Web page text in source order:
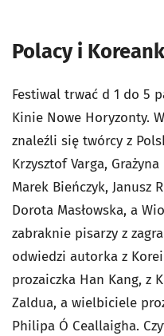
Polacy i
Festiwal trwać d 1 do 5
Kinie Nowe Horyzonty.
znaleźli się twórcy z
Krzysztof Varga,
Marek Bieńczyk, Janusz
Dorota Masłowska, a
zabraknie pisarzy z
odwiedzi autorka z
prozaiczka Han Kang, z
Zaldua, a wielbiciele
Philipa Ó Ceallaigha.